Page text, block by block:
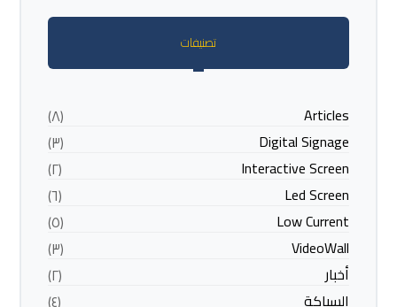
تصنيفات
Articles
(٨)
Digital Signage
(٣)
Interactive Screen
(٢)
Led Screen
(٦)
Low Current
(٥)
VideoWall
(٣)
أخبار
(٢)
السباكة
(٤)